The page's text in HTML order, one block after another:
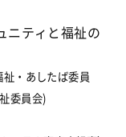
ニティと福祉の
・あしたば委員
委員会)